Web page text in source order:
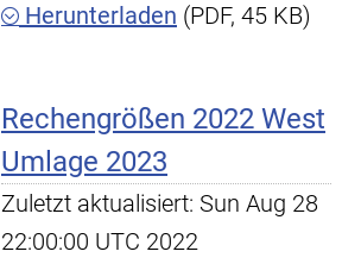
Herunterladen (PDF, 45 KB)
Rechengrößen 2022 West
Umlage 2023
Zuletzt aktualisiert: Sun Aug 28
22:00:00 UTC 2022